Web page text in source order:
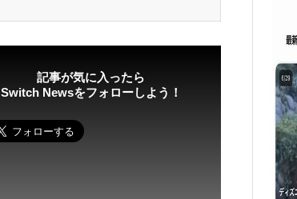
記事が気に入ったら
Switch Newsをフォローしよう！